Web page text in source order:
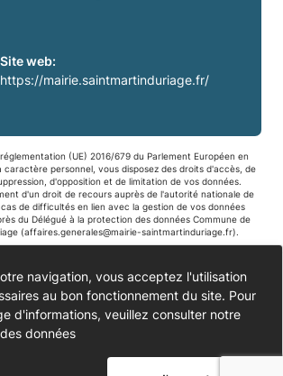
Site web:
https://mairie.saintmartinduriage.fr/
(UE) 2016/679 du Parlement Européen en
caractère personnel, vous disposez des droits d'accès, de
d'opposition et de limitation de vos données.
d'un droit de recours auprès de l'autorité nationale de
de difficultés en lien avec la gestion de vos données
du Délégué à la protection des données Commune de
(affaires.generales@mairie-saintmartinduriage.fr).
Accessibilité
Partiellement conforme
Données personnelles
Mentions légales
navigation, vous acceptez l'utilisation
au bon fonctionnement du site. Pour
d'informations, veuillez consulter notre
données